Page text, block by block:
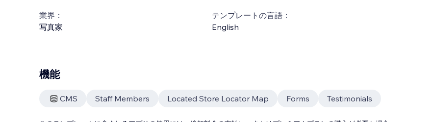
業界：
写真家
テンプレートの言語：
English
機能
CMS Staff Members Located Store Locator Map Forms Testimonials